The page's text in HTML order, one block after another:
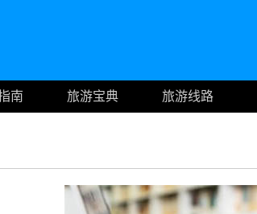
南 旅游宝典 旅游线路